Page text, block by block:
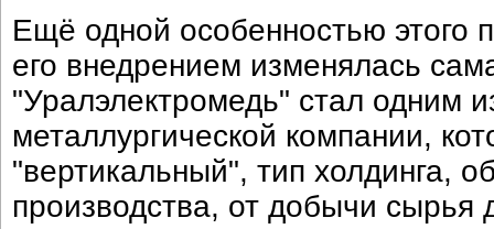
Ещё одной особенностью этого
его внедрением изменялась
"Уралэлектромедь" стал одним
металлургической компании,
"вертикальный", тип холдинга,
производства, от добычи сырья